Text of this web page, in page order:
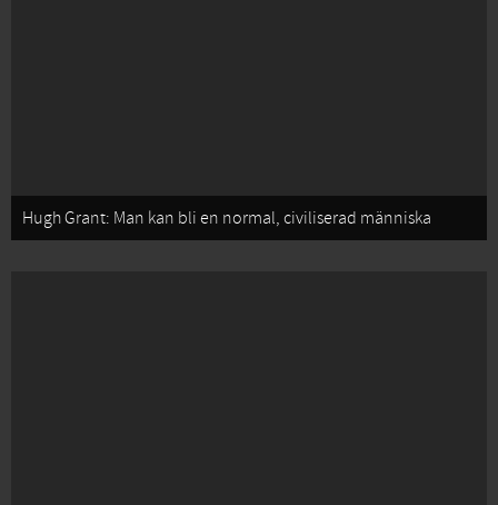
Hugh Grant: Man kan bli en normal, civiliserad människa